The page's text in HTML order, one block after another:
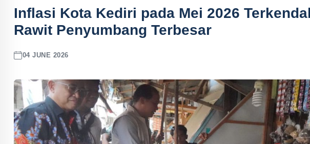
Inflasi Kota Kediri pada Mei 2026
Rawit Penyumbang Terbesar
04 JUNE 2026